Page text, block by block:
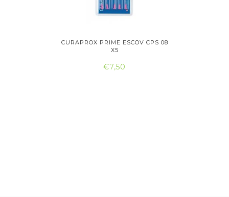
CURAPROX PRIME ESCOV CPS 08
X5
€7,50